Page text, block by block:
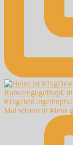
Mal wieder in #Jena